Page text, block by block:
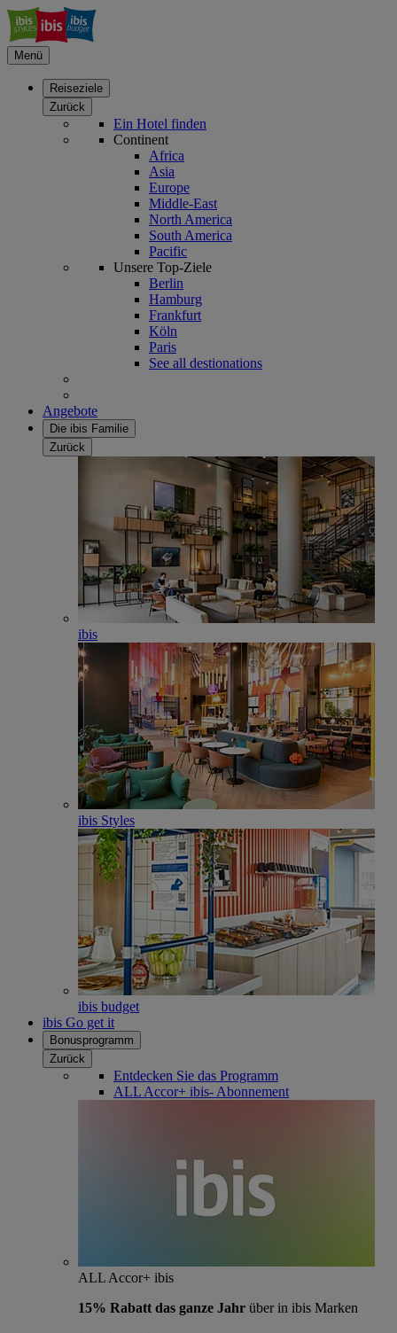
Menü
Reiseziele
Zurück
Ein Hotel finden
Continent
Africa
Asia
Europe
Middle-East
North America
South America
Pacific
Unsere Top-Ziele
Berlin
Hamburg
Frankfurt
Köln
Paris
See all destionations
Angebote
Die ibis Familie
Zurück
ibis
ibis Styles
ibis budget
ibis Go get it
Bonusprogramm
Zurück
Entdecken Sie das Programm
ALL Accor+ ibis- Abonnement
ALL Accor+ ibis
15% Rabatt das ganze Jahr über in ibis Marken